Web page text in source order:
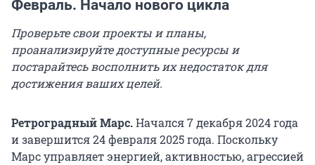
Февраль. Начало нового цикла
Проверьте свои проекты и планы,
проанализируйте доступные ресурсы и
постарайтесь восполнить их недостаток для
достижения ваших целей.
Ретроградный Марс.Начался 7 декабря 2024 года
и завершится 24 февраля 2025 года. Поскольку
Марс управляет энергией, активностью, агрессией